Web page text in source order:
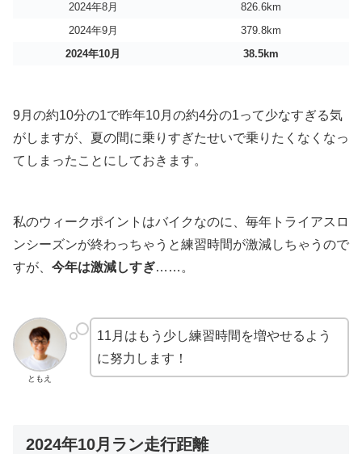
2024年8月
826.6km
2024年9月
379.8km
2024年10月
38.5km
9月の約10分の1で昨年10月の約4分の1って少なすぎる気
がしますが、夏の間に乗りすぎたせいで乗りたくなくなっ
てしまったことにしておきます。
私のウィークポイントはバイクなのに、毎年トライアスロ
ンシーズンが終わっちゃうと練習時間が激減しちゃうので
すが、 今年は激減しすぎ……。
ともえ
11月はもう少し練習時間を増やせるよう
に努力します！
2024年10月ラン走行距離